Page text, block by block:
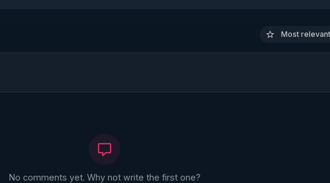
Most
No comments yet. Why not write the first one?